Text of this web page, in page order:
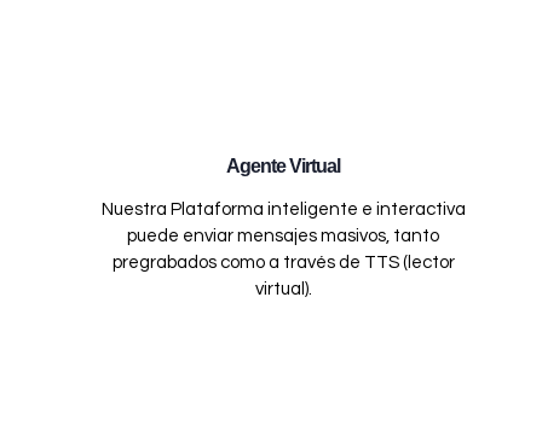
Agente Virtual
Nuestra Plataforma inteligente e interactiva
puede enviar mensajes masivos, tanto
pregrabados como a través de TTS (lector
virtual).